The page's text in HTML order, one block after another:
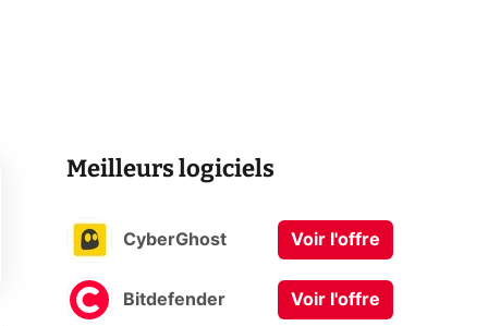
Meilleurs logiciels
CyberGhost Voir l'offre
Bitdefender Voir l'offre